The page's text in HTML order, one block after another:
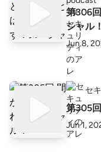
第306
シャル！
Jun 8,
セ
第305
Jun 1,